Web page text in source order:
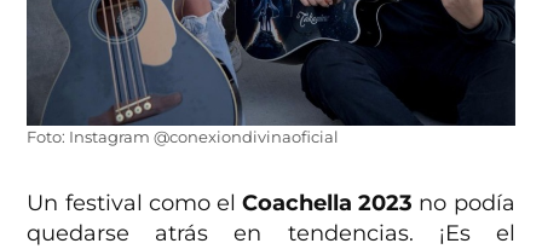
Foto: Instagram @conexiondivinaoficial
Un festival como elCoachella 2023 no podía
quedarse atrás en tendencias. ¡Es el